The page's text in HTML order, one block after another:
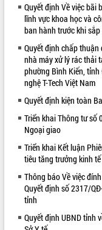
Khám bệnh, cấp phát thuốc
và tặng quà người dân xã Cư
Hội nghị UBND tỉnh Đắk Lắk
tháng 7/2026
Lễ truy tặng danh hiệu “Bà
Nam Anh hùng” và trao
Lao động
UBND tỉnh Đắk Lắk triển
vụ 6 tháng cuối năm 2026
Kỳ họp thứ Hai, Hội đồng
ALBUM ẢNH
Quyết định Về việc bãi
lĩnh vực khoa học và
ban hành trước khi
Quyết định chấp
nhà máy xử lý rác thải
phường Bình Kiến, tỉnh
nghệ T-Tech Việt Nam
Quyết định kiện toàn
Triển khai Thông tư
Ngoại giao
Triển khai Kết luận
tiêu tăng trưởng kinh
Thông báo Về việc
Quyết định số 2317/
tỉnh
Quyết định UBND tỉnh